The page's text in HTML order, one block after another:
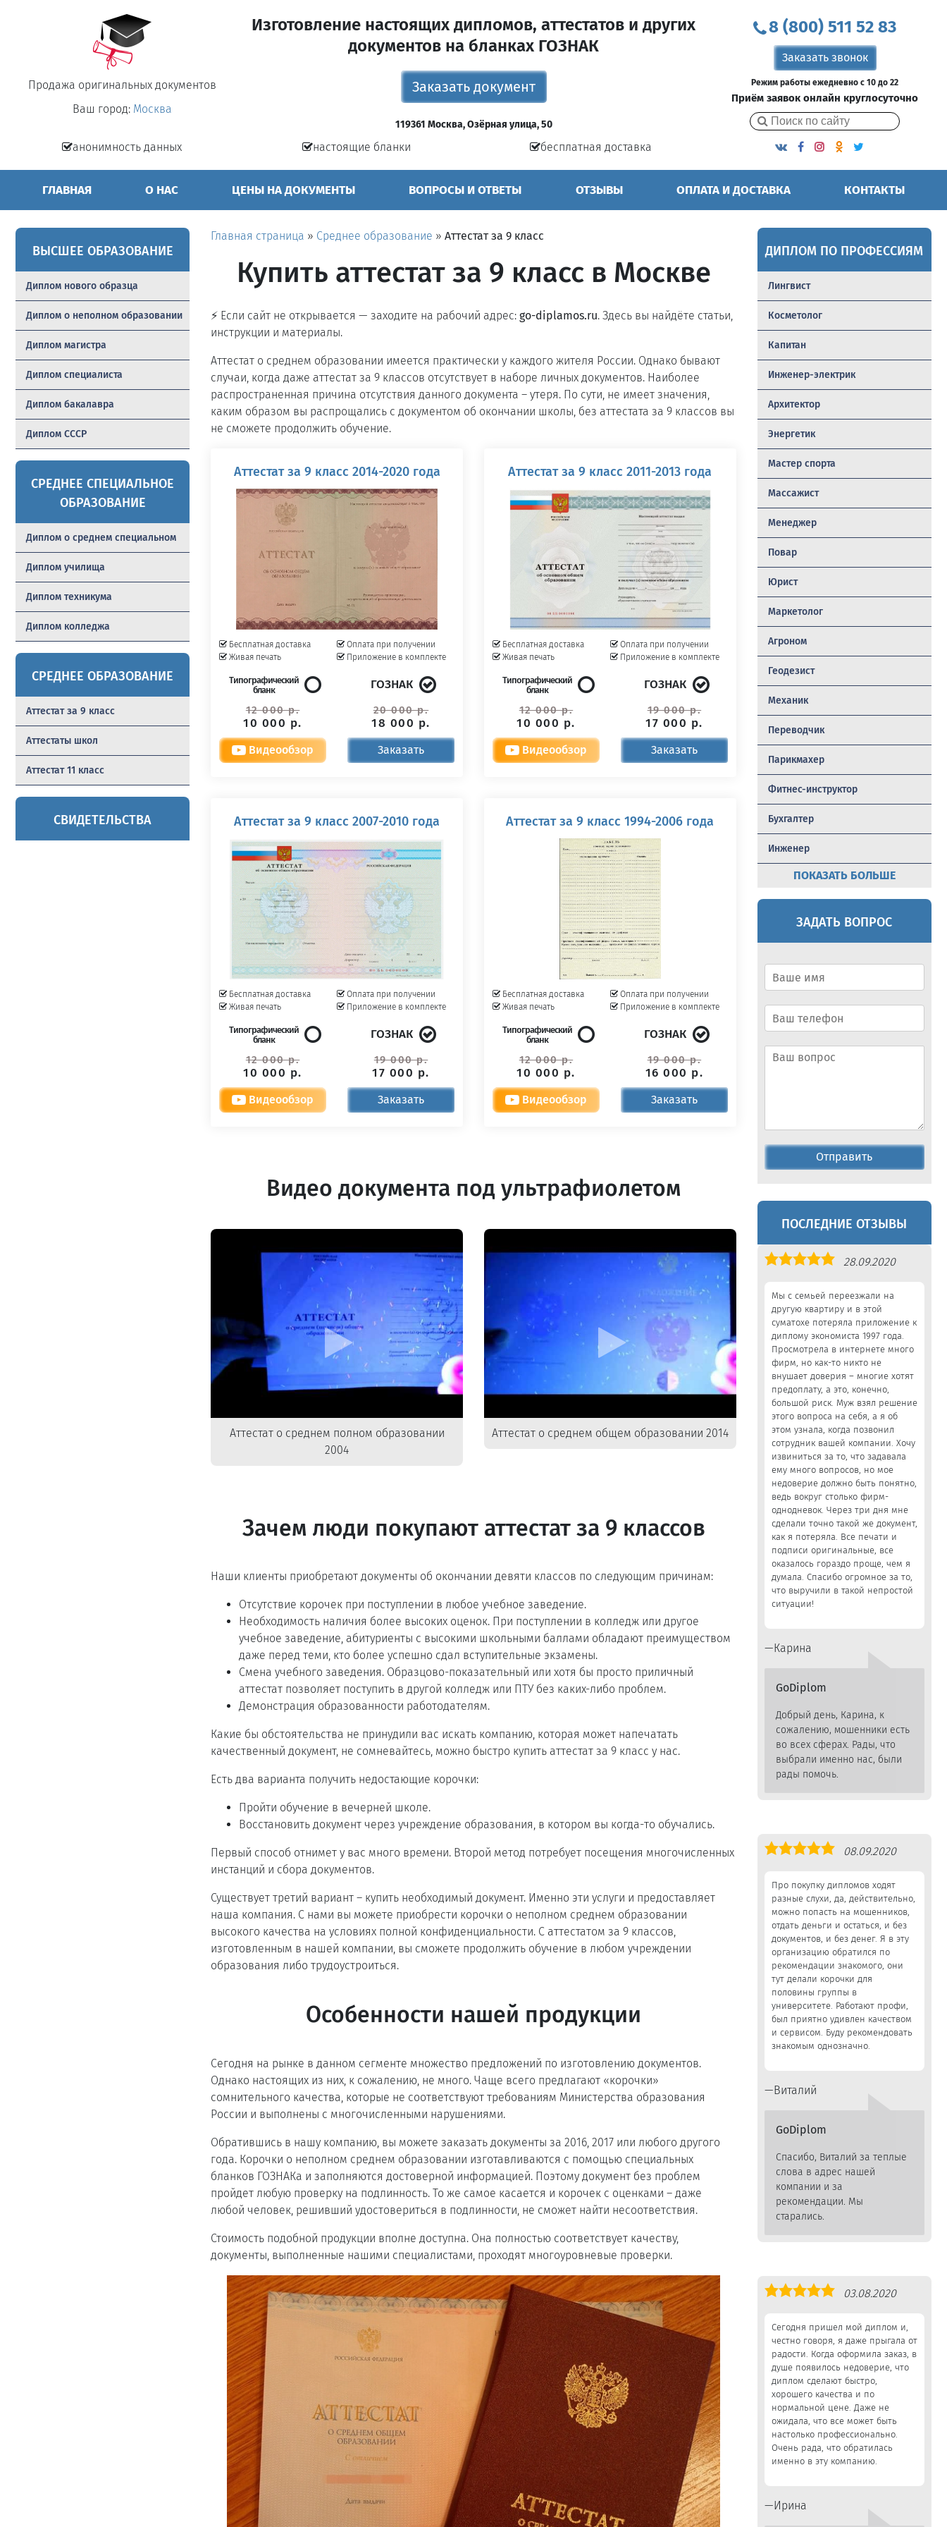
Продажа оригинальных документов
Ваш город: Москва
анонимность данных
Изготовление настоящих дипломов, аттестатов и других
документов на бланках ГОЗНАК
Заказать документ
119361 Москва, Озёрная улица, 50
настоящие бланки бесплатная доставка
8 (800) 511 52 83
Заказать звонок
Режим работы ежедневно с 10 до 22
Приём заявок онлайн круглосуточно
ГЛАВНАЯ О НАС ЦЕНЫ НА ДОКУМЕНТЫ ВОПРОСЫ И ОТВЕТЫ ОТЗЫВЫ ОПЛАТА И ДОСТАВКА КОНТАКТЫ
ВЫСШЕЕ ОБРАЗОВАНИЕ
Диплом нового образца
Диплом о неполном образовании
Диплом магистра
Диплом специалиста
Диплом бакалавра
Диплом СССР
СРЕДНЕЕ СПЕЦИАЛЬНОЕ
ОБРАЗОВАНИЕ
Диплом о среднем специальном
Диплом училища
Диплом техникума
Диплом колледжа
СРЕДНЕЕ ОБРАЗОВАНИЕ
Аттестат за 9 класс
Аттестаты школ
Аттестат 11 класс
СВИДЕТЕЛЬСТВА
Главная страница » Среднее образование »Аттестат за 9 класс
Купить аттестат за 9 класс в Москве
⚡ Если сайт не открывается — заходите на рабочий адрес:go-diplamos.ru. Здесь вы найдёте статьи,
инструкции и материалы.
Аттестат о среднем образовании имеется практически у каждого жителя России. Однако бывают
случаи, когда даже аттестат за 9 классов отсутствует в наборе личных документов. Наиболее
распространенная причина отсутствия данного документа – утеря. По сути, не имеет значения,
каким образом вы распрощались с документом об окончании школы, без аттестата за 9 классов вы
не сможете продолжить обучение.
Аттестат за 9 класс 2014-2020 года
Бесплатная доставка
Живая печать
Оплата при получении
Приложение в комплекте
Типографический
бланк
12 000 р.
10 000 р.
ГОЗНАК
20 000 р.
18 000 р.
Видеообзор Заказать
Аттестат за 9 класс 2011-2013 года
Бесплатная доставка
Живая печать
Оплата при получении
Приложение в комплекте
Типографический
бланк
12 000 р.
10 000 р.
ГОЗНАК
19 000 р.
17 000 р.
Видеообзор Заказать
Аттестат за 9 класс 2007-2010 года
Бесплатная доставка
Живая печать
Оплата при получении
Приложение в комплекте
Типографический
бланк
12 000 р.
10 000 р.
ГОЗНАК
19 000 р.
17 000 р.
Видеообзор Заказать
Аттестат за 9 класс 1994-2006 года
Бесплатная доставка
Живая печать
Оплата при получении
Приложение в комплекте
Типографический
бланк
12 000 р.
10 000 р.
ГОЗНАК
19 000 р.
16 000 р.
Видеообзор Заказать
Видео документа под ультрафиолетом
Аттестат о среднем полном образовании
2004
Аттестат о среднем общем образовании 2014
Зачем люди покупают аттестат за 9 классов
Наши клиенты приобретают документы об окончании девяти классов по следующим причинам:
Отсутствие корочек при поступлении в любое учебное заведение.
Необходимость наличия более высоких оценок. При поступлении в колледж или другое
учебное заведение, абитуриенты с высокими школьными баллами обладают преимуществом
даже перед теми, кто более успешно сдал вступительные экзамены.
Смена учебного заведения. Образцово-показательный или хотя бы просто приличный
аттестат позволяет поступить в другой колледж или ПТУ без каких-либо проблем.
Демонстрация образованности работодателям.
Какие бы обстоятельства не принудили вас искать компанию, которая может напечатать
качественный документ, не сомневайтесь, можно быстро купить аттестат за 9 класс у нас.
Есть два варианта получить недостающие корочки:
Пройти обучение в вечерней школе.
Восстановить документ через учреждение образования, в котором вы когда-то обучались.
Первый способ отнимет у вас много времени. Второй метод потребует посещения многочисленных
инстанций и сбора документов.
Существует третий вариант – купить необходимый документ. Именно эти услуги и предоставляет
наша компания. С нами вы можете приобрести корочки о неполном среднем образовании
высокого качества на условиях полной конфиденциальности. С аттестатом за 9 классов,
изготовленным в нашей компании, вы сможете продолжить обучение в любом учреждении
образования либо трудоустроиться.
Особенности нашей продукции
Сегодня на рынке в данном сегменте множество предложений по изготовлению документов.
Однако настоящих из них, к сожалению, не много. Чаще всего предлагают «корочки»
сомнительного качества, которые не соответствуют требованиям Министерства образования
России и выполнены с многочисленными нарушениями.
Обратившись в нашу компанию, вы можете заказать документы за 2016, 2017 или любого другого
года. Корочки о неполном среднем образовании изготавливаются с помощью специальных
бланков ГОЗНАКа и заполняются достоверной информацией. Поэтому документ без проблем
пройдет любую проверку на подлинность. То же самое касается и корочек с оценками – даже
любой человек, решивший удостовериться в подлинности, не сможет найти несоответствия.
Стоимость подобной продукции вполне доступна. Она полностью соответствует качеству,
документы, выполненные нашими специалистами, проходят многоуровневые проверки.
ДИПЛОМ ПО ПРОФЕССИЯМ
Лингвист
Косметолог
Капитан
Инженер-электрик
Архитектор
Энергетик
Мастер спорта
Массажист
Менеджер
Повар
Юрист
Маркетолог
Агроном
Геодезист
Механик
Переводчик
Парикмахер
Фитнес-инструктор
Бухгалтер
Инженер
ПОКАЗАТЬ БОЛЬШЕ
ЗАДАТЬ ВОПРОС
Отправить
ПОСЛЕДНИЕ ОТЗЫВЫ
Оценка
28.09.2020
Мы с семьей переезжали на
другую квартиру и в этой
суматохе потеряла приложение к
диплому экономиста 1997 года.
Просмотрела в интернете много
фирм, но как-то никто не
внушает доверия – многие хотят
предоплату, а это, конечно,
большой риск. Муж взял решение
этого вопроса на себя, а я об
этом узнала, когда позвонил
сотрудник вашей компании. Хочу
извиниться за то, что задавала
ему много вопросов, но мое
недоверие должно быть понятно,
ведь вокруг столько фирм-
однодневок. Через три дня мне
сделали точно такой же документ,
как я потеряла. Все печати и
подписи оригинальные, все
оказалось гораздо проще, чем я
думала. Спасибо огромное за то,
что выручили в такой непростой
ситуации!
Карина
GoDiplom
Добрый день, Карина, к
сожалению, мошенники есть
во всех сферах. Рады, что
выбрали именно нас, были
рады помочь.
Оценка
08.09.2020
Про покупку дипломов ходят
разные слухи, да, действительно,
можно попасть на мошенников,
отдать деньги и остаться, и без
документов, и без денег. Я в эту
организацию обратился по
рекомендации знакомого, они
тут делали корочки для
половины группы в
университете. Работают профи,
был приятно удивлен качеством
и сервисом. Буду рекомендовать
знакомым однозначно.
Виталий
GoDiplom
Спасибо, Виталий за теплые
слова в адрес нашей
компании и за
рекомендации. Мы
старались.
Оценка
03.08.2020
Сегодня пришел мой диплом и,
честно говоря, я даже прыгала от
радости. Когда оформила заказ, в
душе появилось недоверие, что
диплом сделают быстро,
хорошего качества и по
нормальной цене. Даже не
ожидала, что все может быть
настолько профессионально.
Очень рада, что обратилась
именно в эту компанию.
Ирина